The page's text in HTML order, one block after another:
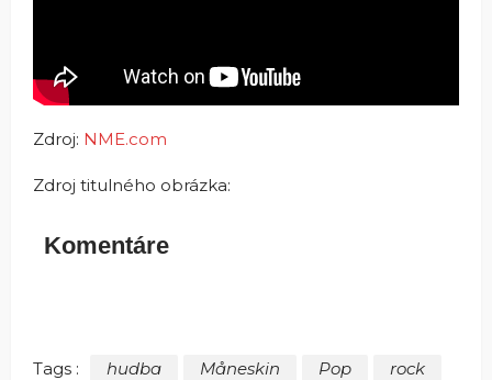
Zdroj: NME.com
Zdroj titulného obrázka:
Komentáre
Tags : hudba Måneskin Pop rock